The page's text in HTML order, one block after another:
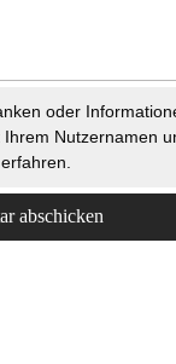
oder
Nutzernamen